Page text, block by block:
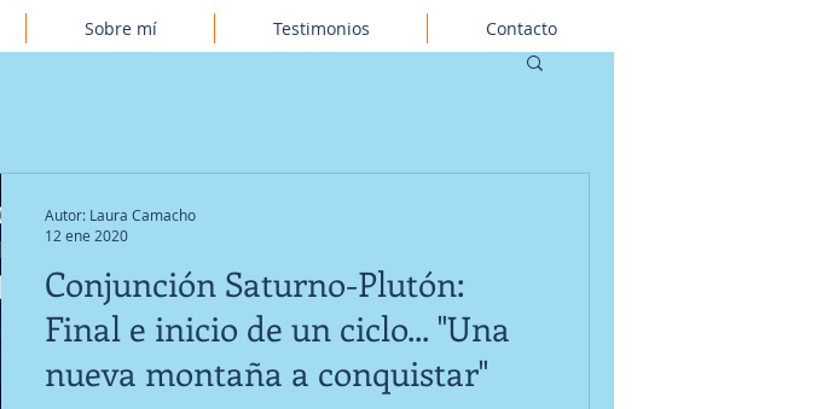
Sobre mí Testimonios Contacto
Conjunción Saturno-Plutón:
Final e inicio de un ciclo... "Una
nueva montaña a conquistar"
Autor: Laura Camacho
12 ene 2020